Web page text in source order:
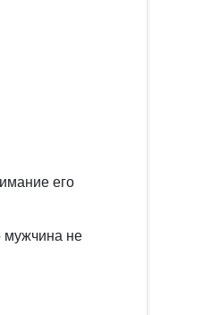
его
мужчина не